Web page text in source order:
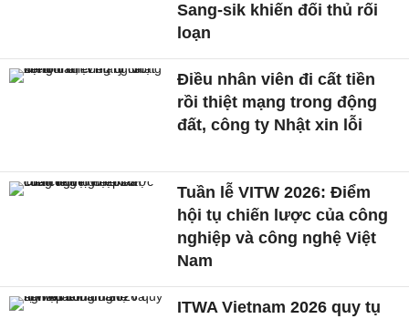
Sang-sik khiến đối thủ rối
loạn
Điều nhân viên đi cất tiền
rồi thiệt mạng trong động
đất, công ty Nhật xin lỗi
Tuần lễ VITW 2026: Điểm
hội tụ chiến lược của công
nghiệp và công nghệ Việt
Nam
ITWA Vietnam 2026 quy tụ